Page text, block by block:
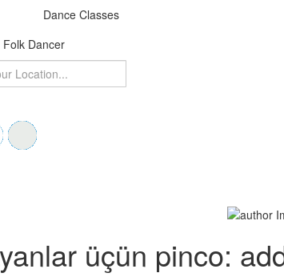
Dance Classes
Folk Dancer
üçün pinco: